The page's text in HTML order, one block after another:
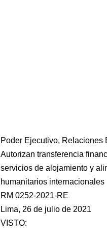
Poder Ejecutivo, Relaciones
Autorizan transferencia
servicios de alojamiento y
humanitarios internacionales
RM 0252-2021-RE
Lima, 26 de julio de 2021
VISTO: